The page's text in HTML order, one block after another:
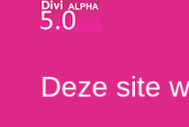
Deze site